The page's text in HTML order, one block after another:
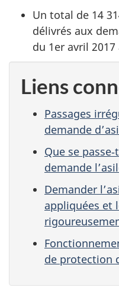
Un total de 14
délivrés aux
du 1er avril
Liens
Passages
demande
Que se
demande
Demander
appliquées et
de protection